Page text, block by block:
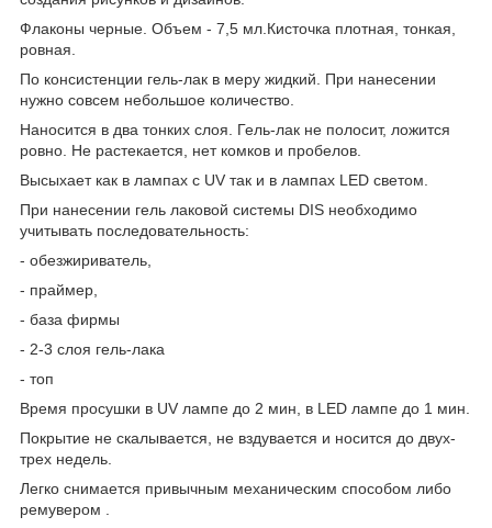
Флаконы черные. Объем - 7,5 мл.Кисточка плотная, тонкая,
ровная.
По консистенции гель-лак в меру жидкий. При нанесении
нужно совсем небольшое количество.
Наносится в два тонких слоя. Гель-лак не полосит, ложится
ровно. Не растекается, нет комков и пробелов.
Высыхает как в лампах с UV так и в лампах LED светом.
При нанесении гель лаковой системы DIS необходимо
учитывать последовательность:
- обезжириватель,
- праймер,
- база фирмы
- 2-3 слоя гель-лака
- топ
Время просушки в UV лампе до 2 мин, в LED лампе до 1 мин.
Покрытие не скалывается, не вздувается и носится до двух-
трех недель.
Легко снимается привычным механическим способом либо
ремувером .